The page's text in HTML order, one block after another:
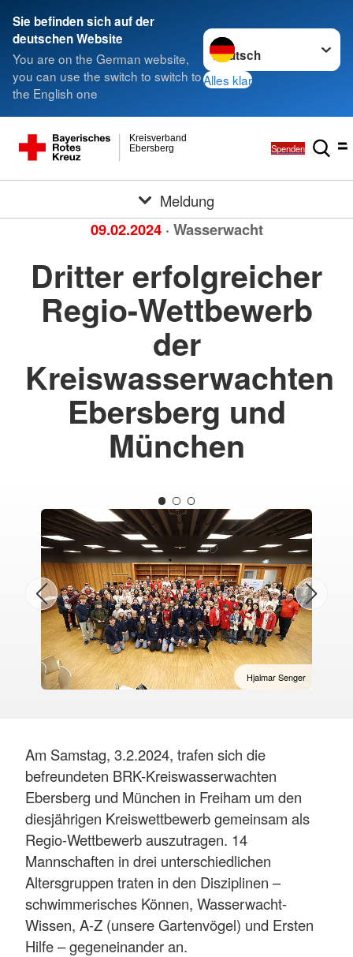
Sie befinden sich auf der
deutschen Website
You are on the German website,
you can use the switch to switch to
the English one
Sprache wechseln zu
Alles klar
Ebersberg
Kreisverband
Spenden
Meldung
09.02.2024 · Wasserwacht
Dritter erfolgreicher
Regio-Wettbewerb
der
Kreiswasserwachten
Ebersberg und
München
Hjalmar Senger
Am Samstag, 3.2.2024, trafen sich die
befreundeten BRK-Kreiswasserwachten
Ebersberg und München in Freiham um den
diesjährigen Kreiswettbewerb gemeinsam als
Regio-Wettbewerb auszutragen. 14
Mannschaften in drei unterschiedlichen
Altersgruppen traten in den Disziplinen –
schwimmerisches Können, Wasserwacht-
Wissen, A-Z (unsere Gartenvögel) und Ersten
Hilfe – gegeneinander an.